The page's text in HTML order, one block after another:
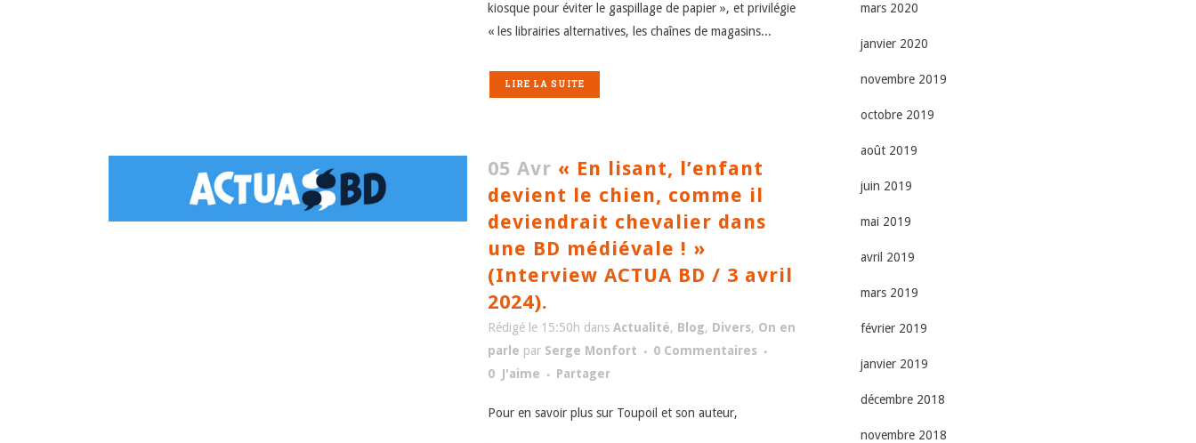
kiosque pour éviter le gaspillage de papier », et privilégie
« les librairies alternatives, les chaînes de magasins...
LIRE LA SUITE
05 Avr « En lisant, l’enfant
devient le chien, comme il
deviendrait chevalier dans
une BD médiévale ! »
(Interview ACTUA BD / 3 avril
2024).
Rédigé le 15:50h dans Actualité, Blog, Divers, On en
parle par Serge Monfort
0 Commentaires
0 J'aime Partager
Pour en savoir plus sur Toupoil et son auteur,
mars 2020
janvier 2020
novembre 2019
octobre 2019
août 2019
juin 2019
mai 2019
avril 2019
mars 2019
février 2019
janvier 2019
décembre 2018
novembre 2018